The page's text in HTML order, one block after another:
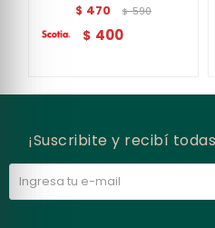
$ 470 $ 590
$ 400
¡Suscribite y recibí